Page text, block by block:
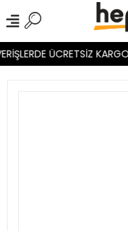
ÜCRETSİZ KARGO!